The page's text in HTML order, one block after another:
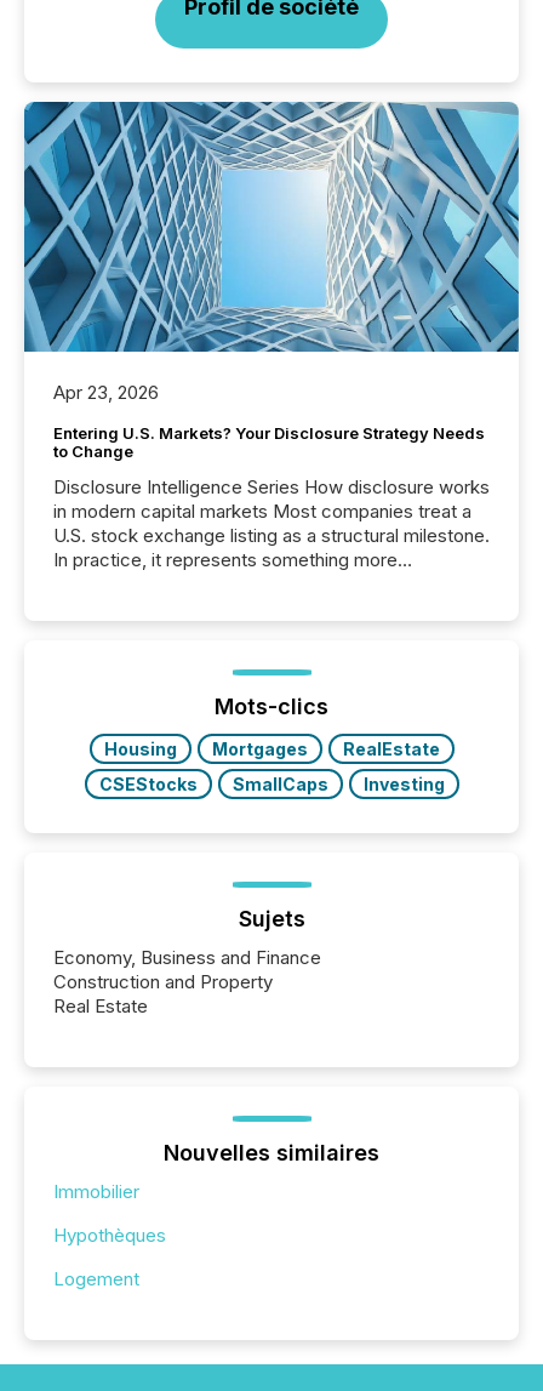
Profil de société
Apr 23, 2026
Entering U.S. Markets? Your Disclosure Strategy Needs
to Change
Disclosure Intelligence Series How disclosure works
in modern capital markets Most companies treat a
U.S. stock exchange listing as a structural milestone.
In practice, it represents something more
issuers are interlisted on U.S. exchanges, within a
broader group of 258 interlisted...
Mots-clics
Housing Mortgages
RealEstate
CSEStocks
SmallCaps Investing
Sujets
Economy, Business and Finance
Construction and Property
Real Estate
Nouvelles similaires
Immobilier
Hypothèques
Logement